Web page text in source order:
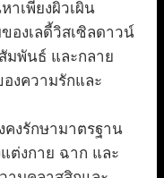
าเพียงผิวเผิน
องเลดี้วิสเซิลดาวน์
มพันธ์ และกลาย
งความรักและ
คงรักษามาตรฐาน
ต่งกาย ฉาก และ